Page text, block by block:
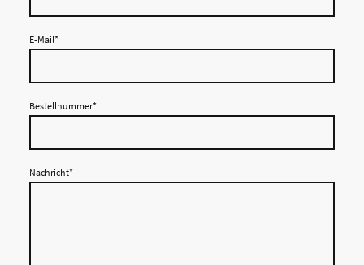
E-Mail*
Bestellnummer*
Nachricht*